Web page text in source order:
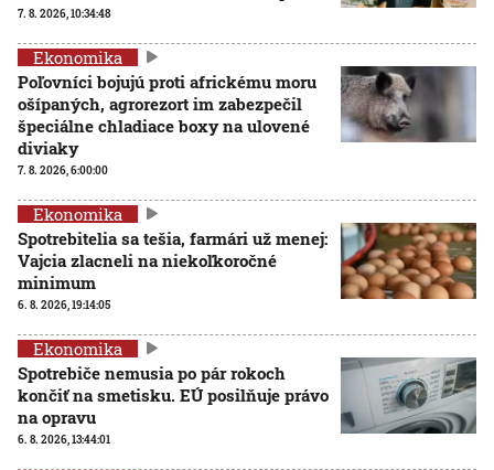
7. 8. 2026, 10:34:48
Ekonomika
Poľovníci bojujú proti africkému moru
ošípaných, agrorezort im zabezpečil
špeciálne chladiace boxy na ulovené
diviaky
7. 8. 2026, 6:00:00
Ekonomika
Spotrebitelia sa tešia, farmári už menej:
Vajcia zlacneli na niekoľkoročné
minimum
6. 8. 2026, 19:14:05
Ekonomika
Spotrebiče nemusia po pár rokoch
končiť na smetisku. EÚ posilňuje právo
na opravu
6. 8. 2026, 13:44:01